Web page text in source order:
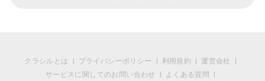
クラシルとは プライバシーポリシー 利用規約
運営会社
サービスに関してのお問い合わせ
よくある質問